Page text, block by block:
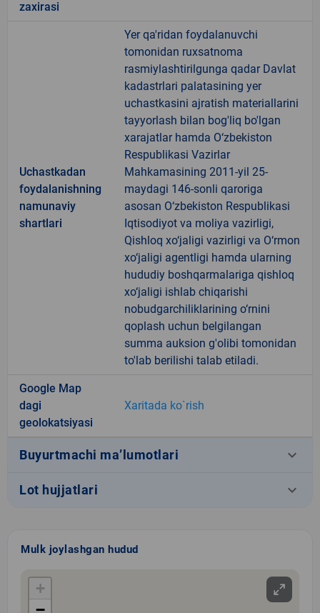
zaxirasi
Uchastkadan
foydalanishning
namunaviy
shartlari
Yer qa'ridan foydalanuvchi
tomonidan ruxsatnoma
rasmiylashtirilgunga qadar Davlat
kadastrlari palatasining yer
uchastkasini ajratish materiallarini
tayyorlash bilan bog'liq bo'lgan
xarajatlar hamda O‘zbekiston
Respublikasi Vazirlar
Mahkamasining 2011-yil 25-
maydagi 146-sonli qaroriga
asosan O‘zbekiston Respublikasi
Iqtisodiyot va moliya vazirligi,
Qishloq xo‘jaligi vazirligi va O‘rmon
xo‘jaligi agentligi hamda ularning
hududiy boshqarmalariga qishloq
xo‘jaligi ishlab chiqarishi
nobudgarchiliklarining o‘rnini
qoplash uchun belgilangan
summa auksion g'olibi tomonidan
to'lab berilishi talab etiladi.
Google Map
dagi
geolokatsiyasi
Xaritada ko`rish
Buyurtmachi ma’lumotlari keyboard_arrow_down
Lot hujjatlari keyboard_arrow_down
Mulk joylashgan hudud
+